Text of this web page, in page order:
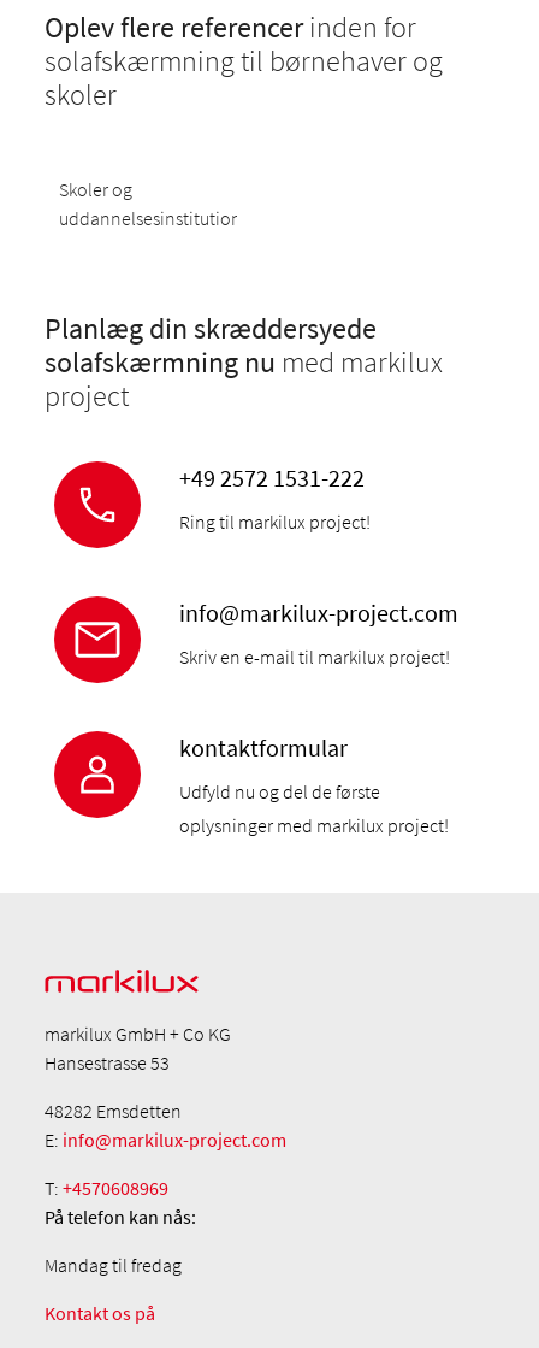
Oplev flere referencerinden for
solafskærmning til børnehaver og
skoler
Skoler og
uddannelsesinstitutioner
Planlæg din skræddersyede
solafskærmning nu med markilux
project
+49 2572 1531-222
Ring til markilux project!
info@markilux-project.com
Skriv en e-mail til markilux project!
kontaktformular
Udfyld nu og del de første
oplysninger med markilux project!
markilux GmbH + Co KG
Hansestrasse 53
48282 Emsdetten
E: info@markilux-project.com
T:+4570608969
På telefon kan nås:
Mandag til fredag
Kontakt os på